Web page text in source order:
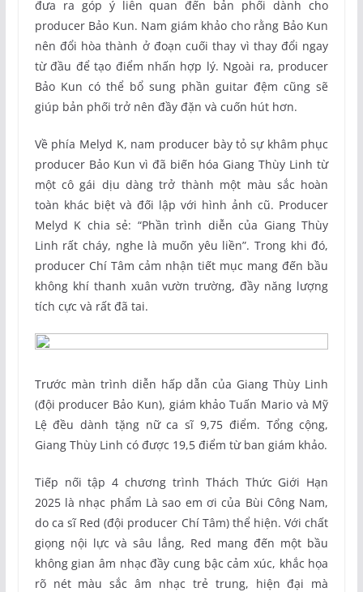
đưa ra góp ý liên quan đến bản phối dành cho
producer Bảo Kun. Nam giám khảo cho rằng Bảo Kun
nên đổi hòa thành ở đoạn cuối thay vì thay đổi ngay
từ đầu để tạo điểm nhấn hợp lý. Ngoài ra, producer
Bảo Kun có thể bổ sung phần guitar đệm cũng sẽ
giúp bản phối trở nên đầy đặn và cuốn hút hơn.
Về phía Melyd K, nam producer bày tỏ sự khâm phục
producer Bảo Kun vì đã biến hóa Giang Thùy Linh từ
một cô gái dịu dàng trở thành một màu sắc hoàn
toàn khác biệt và đối lập với hình ảnh cũ. Producer
Melyd K chia sẻ: “Phần trình diễn của Giang Thùy
Linh rất cháy, nghe là muốn yêu liền”. Trong khi đó,
producer Chí Tâm cảm nhận tiết mục mang đến bầu
không khí thanh xuân vườn trường, đầy năng lượng
tích cực và rất đã tai.
Trước màn trình diễn hấp dẫn của Giang Thùy Linh
(đội producer Bảo Kun), giám khảo Tuấn Mario và Mỹ
Lệ đều dành tặng nữ ca sĩ 9,75 điểm. Tổng cộng,
Giang Thùy Linh có được 19,5 điểm từ ban giám khảo.
Tiếp nối tập 4 chương trình Thách Thức Giới Hạn
2025 là nhạc phẩm Là sao em ơi của Bùi Công Nam,
do ca sĩ Red (đội producer Chí Tâm) thể hiện. Với chất
giọng nội lực và sâu lắng, Red mang đến một bầu
không gian âm nhạc đầy cung bậc cảm xúc, khắc họa
rõ nét màu sắc âm nhạc trẻ trung, hiện đại mà